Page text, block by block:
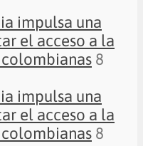
impulsa una
el acceso a la
8
impulsa una
el acceso a la
8